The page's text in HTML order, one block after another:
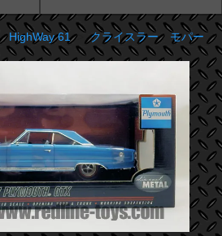
HighWay 61>クライスラー モパー